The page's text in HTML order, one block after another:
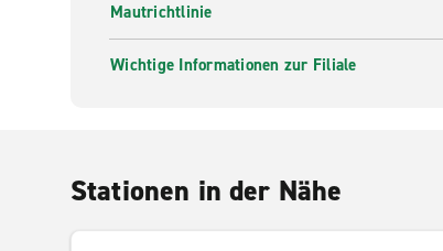
Mautrichtlinie
Wichtige Informationen zur Filiale
Stationen in der Nähe